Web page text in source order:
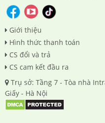
Giới thiệu
Hình thức thanh toán
CS đổi và trả
CS cam kết đầu ra
Trụ sở: Tầng 7 - Tòa nhà
Giấy - Hà Nội